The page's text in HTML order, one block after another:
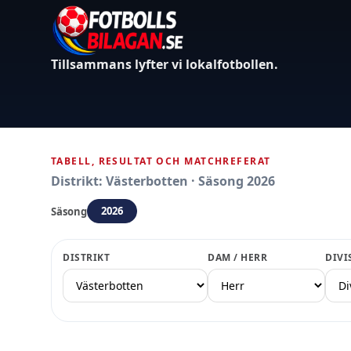
Tillsammans lyfter vi lokalfotbollen.
TABELL, RESULTAT OCH MATCHREFERAT
Distrikt: Västerbotten · Säsong 2026
Säsong 2026
DISTRIKT DAM / HERR